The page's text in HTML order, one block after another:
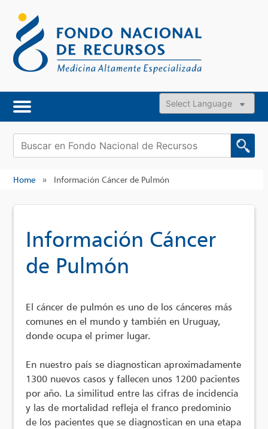
content
Powered by
Buscar:
Home » Información Cáncer de Pulmón
Información Cáncer
de Pulmón
El cáncer de pulmón es uno de los cánceres más
comunes en el mundo y también en Uruguay,
donde ocupa el primer lugar.
En nuestro país se diagnostican aproximadamente
1300 nuevos casos y fallecen unos 1200 pacientes
por año. La similitud entre las cifras de incidencia
y las de mortalidad refleja el franco predominio
de los pacientes que se diagnostican en una etapa